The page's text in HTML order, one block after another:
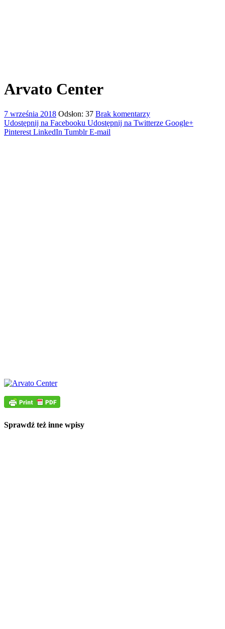
Arvato Center
7 września 2018 Odsłon: 37 Brak komentarzy
Udostępnij na Facebooku Udostępnij na Twitterze Google+
Pinterest LinkedIn Tumblr E-mail
Sprawdź też inne wpisy